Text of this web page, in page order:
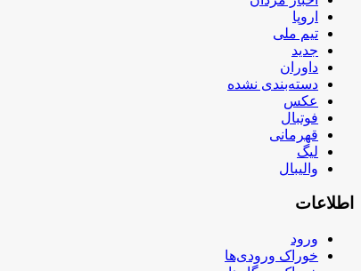
اروپا
تیم ملی
جدید
داوران
دسته‌بندی نشده
عکس
فوتبال
قهرمانی
لیگ
والیبال
اطلاعات
ورود
خوراک ورودی‌ها